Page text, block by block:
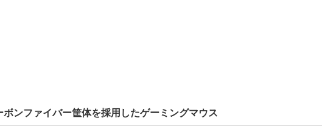
ボンファイバー筐体を採用したゲーミングマウス